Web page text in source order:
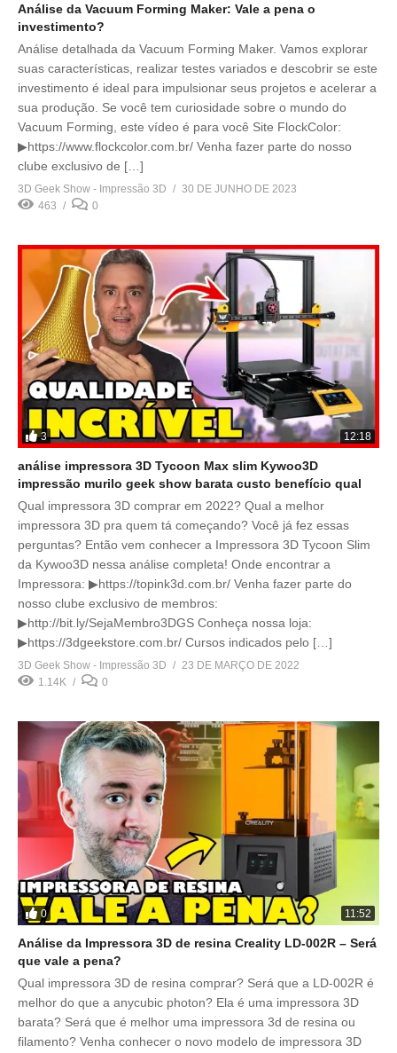
Análise da Vacuum Forming Maker: Vale a pena o
investimento?
Análise detalhada da Vacuum Forming Maker. Vamos explorar
suas características, realizar testes variados e descobrir se este
investimento é ideal para impulsionar seus projetos e acelerar a
sua produção. Se você tem curiosidade sobre o mundo do
Vacuum Forming, este vídeo é para você Site FlockColor:
▶https://www.flockcolor.com.br/ Venha fazer parte do nosso
clube exclusivo de […]
3D Geek Show - Impressão 3D
30 DE JUNHO DE 2023
463
0
3 12:18
análise impressora 3D Tycoon Max slim Kywoo3D
impressão murilo geek show barata custo benefício qual
Qual impressora 3D comprar em 2022? Qual a melhor
impressora 3D pra quem tá começando? Você já fez essas
perguntas? Então vem conhecer a Impressora 3D Tycoon Slim
da Kywoo3D nessa análise completa! Onde encontrar a
Impressora: ▶https://topink3d.com.br/ Venha fazer parte do
nosso clube exclusivo de membros:
▶http://bit.ly/SejaMembro3DGS Conheça nossa loja:
▶https://3dgeekstore.com.br/ Cursos indicados pelo […]
3D Geek Show - Impressão 3D
23 DE MARÇO DE 2022
1.14K
0
0 11:52
Análise da Impressora 3D de resina Creality LD-002R – Será
que vale a pena?
Qual impressora 3D de resina comprar? Será que a LD-002R é
melhor do que a anycubic photon? Ela é uma impressora 3D
barata? Será que é melhor uma impressora 3d de resina ou
filamento? Venha conhecer o novo modelo de impressora 3D